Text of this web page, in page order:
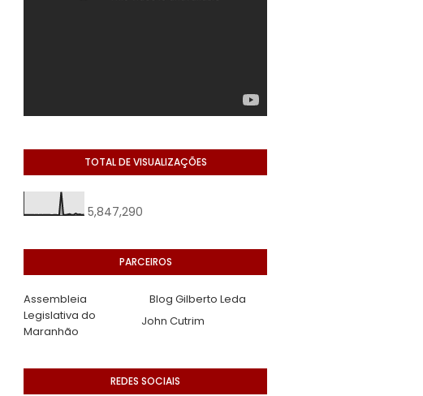
TOTAL DE VISUALIZAÇÕES
5,847,290
PARCEIROS
Assembleia
Legislativa do
Maranhão
Blog Gilberto Leda
John Cutrim
REDES SOCIAIS